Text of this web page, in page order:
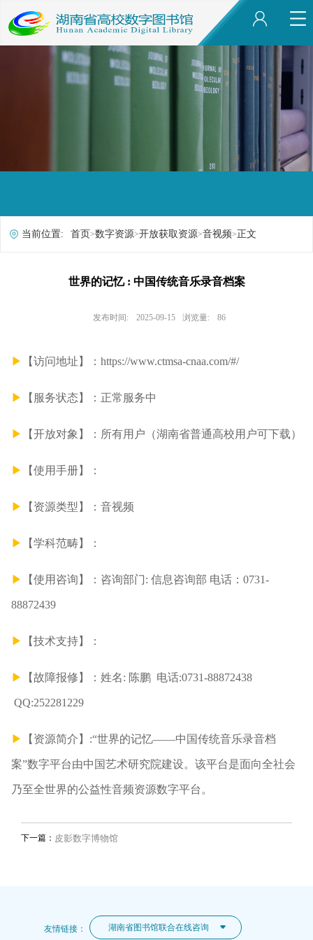
当前位置: 首页>数字资源>开放获取资源>音视频>正文
世界的记忆 : 中国传统音乐录音档案
发布时间: 2025-09-15 浏览量: 86
▶ 【访问地址 】 ： https://www.ctmsa-cnaa.com/#/
▶ 【 服务状态】 ：正常服务中
▶ 【开放对象 】 ：所有用户（湖南省普通高校用户可下载）
▶ 【使用手册】 ：
▶ 【 资源类型 】 ：音视频
▶ 【学科范畴】 ：
▶ 【使用咨询 】 ：咨询部门: 信息咨询部 电话：0731-
88872439
▶ 【技术支持】 ：
▶ 【故障报修 】 ：姓名: 陈鹏 电话:0731-88872438
QQ:252281229
▶ 【 资源简介 】:“世界的记忆——中国传统音乐录音档
案”数字平台由中国艺术研究院建设。该平台是面向全社会
乃至全世界的公益性音频资源数字平台。
下一篇： 皮影数字博物馆
友情链接： 湖南省图书馆联合在线咨询